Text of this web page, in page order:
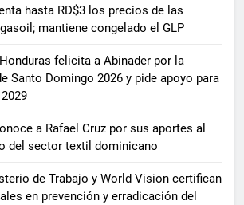
hasta RD$3 los precios de las
mantiene congelado el GLP
felicita a Abinader por la
Santo Domingo 2026 y pide apoyo para
a Rafael Cruz por sus aportes al
del sector textil dominicano
de Trabajo y World Vision certifican
en prevención y erradicación del